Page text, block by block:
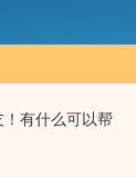
有什么可以帮